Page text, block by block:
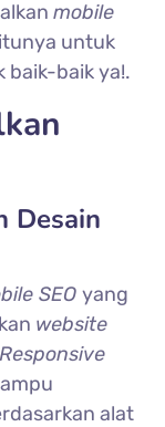
mobile
untuk
baik-baik ya!.
Desain
SEOyang
website
alat